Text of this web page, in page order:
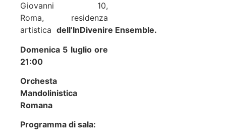
Giovanni 10,
Roma, residenza
artistica dell’InDivenire Ensemble.
Domenica 5 luglio ore
21:00
Orchesta
Mandolinistica
Romana
Programma di sala: